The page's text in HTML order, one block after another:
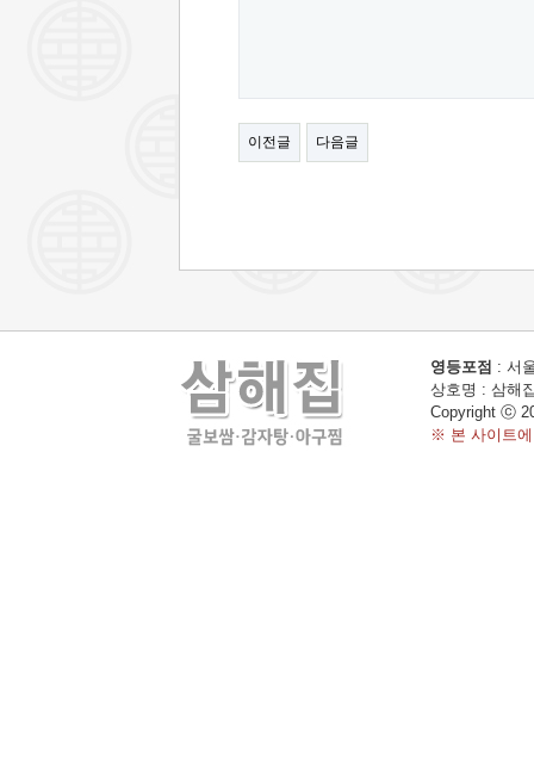
이전글 다음글
영등포점 : 서
상호명 : 삼해
Copyright ⓒ
※ 본 사이트에